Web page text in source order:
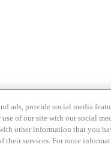
ads, provide social media
of our site with our social
other information that you
their services. For more